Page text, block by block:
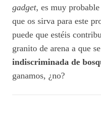
gadget, es muy
que os sirva para este
puede que estéis
granito de arena a que
indiscriminada de
ganamos, ¿no?